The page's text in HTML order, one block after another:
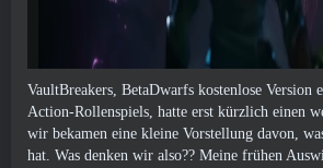
VaultBreakers, BetaDwarfs kostenlose Version
Action-Rollenspiels, hatte erst kürzlich einen
wir bekamen eine kleine Vorstellung davon,
hat. Was denken wir also?? Meine frühen